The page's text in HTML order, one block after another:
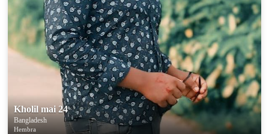
Kholil mai 24
Bangladesh
Hembra